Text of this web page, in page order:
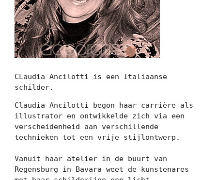
CLaudia Ancilotti is een Italiaanse
schilder.
Claudia Ancilotti begon haar carrière als
illustrator en ontwikkelde zich via een
verscheidenheid aan verschillende
technieken tot een vrije stijlontwerp.
Vanuit haar atelier in de buurt van
Regensburg in Bavara weet de kunstenares